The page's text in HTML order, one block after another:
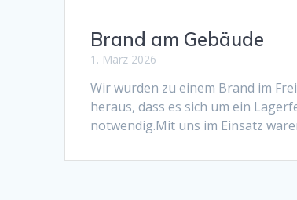
Brand am Gebäude
1. März 2026
Wir wurden zu einem Brand im
heraus, dass es sich um ein
notwendig.Mit uns im Einsatz